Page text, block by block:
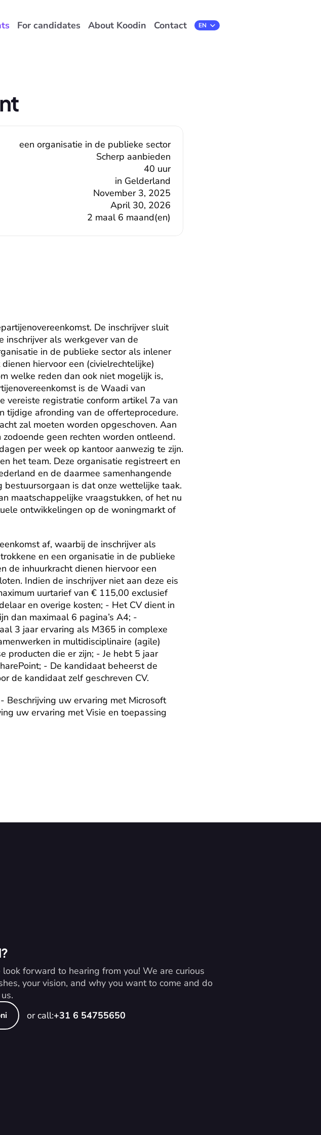
For candidates About Koodin Contact Select Language
EN
November 3, 2025
April 30, 2026
2 maal 6 maand(en)
een organisatie in de publieke sector
Scherp aanbieden
40 uur
in Gelderland
De inschrijver sluit
inschrijver als werkgever van de
in de publieke sector als inlener
hiervoor een (civielrechtelijke)
welke reden dan ook niet mogelijk is,
is de Waadi van
vereiste registratie conform artikel 7a van
tijdige afronding van de offerteprocedure.
zal moeten worden opgeschoven. Aan
geen rechten worden ontleend.
per week op kantoor aanwezig te zijn.
het team. Deze organisatie registreert en
en de daarmee samenhangende
is dat onze wettelijke taak.
maatschappelijke vraagstukken, of het nu
ontwikkelingen op de woningmarkt of
af, waarbij de inschrijver als
en een organisatie in de publieke
de inhuurkracht dienen hiervoor een
Indien de inschrijver niet aan deze eis
uurtarief van € 115,00 exclusief
en overige kosten; - Het CV dient in
dan maximaal 6 pagina’s A4; -
3 jaar ervaring als M365 in complexe
in multidisciplinaire (agile)
producten die er zijn; - Je hebt 5 jaar
- De kandidaat beheerst de
de kandidaat zelf geschreven CV.
Beschrijving uw ervaring met Microsoft
uw ervaring met Visie en toepassing
look forward to hearing from you! We are curious
your vision, and why you want to come and do
or call:+31 6 54755650